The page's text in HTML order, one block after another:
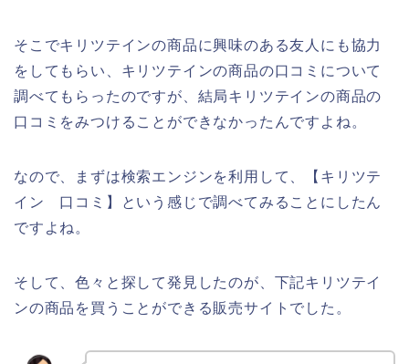
そこでキリツテインの商品に興味のある友人にも協力
をしてもらい、キリツテインの商品の口コミについて
調べてもらったのですが、結局キリツテインの商品の
口コミをみつけることができなかったんですよね。
なので、まずは検索エンジンを利用して、【キリツテ
イン 口コミ】という感じで調べてみることにしたん
ですよね。
そして、色々と探して発見したのが、下記キリツテイ
ンの商品を買うことができる販売サイトでした。